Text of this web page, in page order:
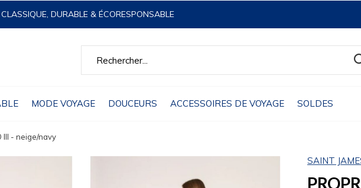
MODE VOYAGE DOUCEURS ACCESSOIRES DE VOYAGE SOLDES
DURABLE & ÉCORESPONSABLE
III - neige/navy
SAINT